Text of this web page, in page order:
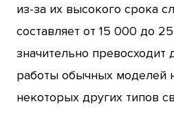
из-за их высокого срока
составляет от 15 000 до
значительно превосходит
работы обычных моделей
некоторых других типов